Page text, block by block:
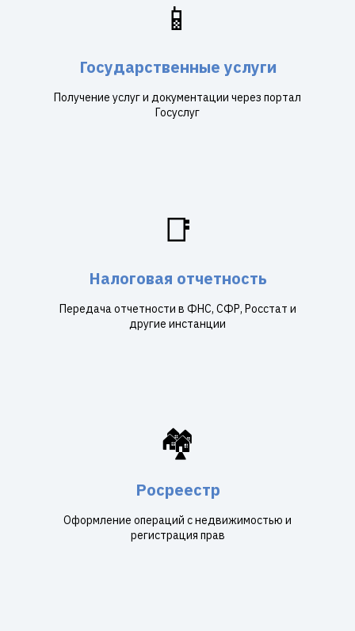
📱
Государственные услуги
Получение услуг и документации через портал
Госуслуг
📑
Налоговая отчетность
Передача отчетности в ФНС, СФР, Росстат и
другие инстанции
🏘️
Росреестр
Оформление операций с недвижимостью и
регистрация прав